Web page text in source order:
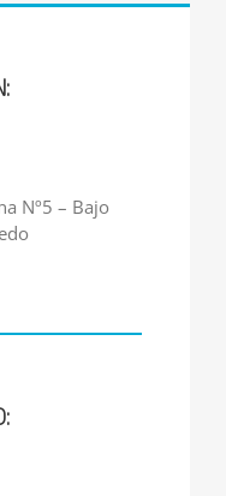
Nº5 – Bajo